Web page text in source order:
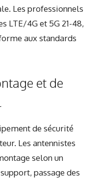
Les professionnels
LTE/4G et 5G 21-48,
aux standards
et de
de sécurité
Les antennistes
selon un
passage des